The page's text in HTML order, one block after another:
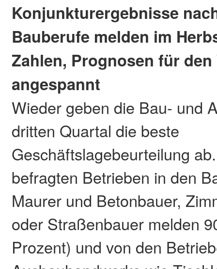
Konjunkturergebnisse
Bauberufe melden im
Zahlen, Prognosen für
angespannt
Wieder geben die Bau- und
dritten Quartal die beste
Geschäftslagebeurteilung
befragten Betrieben in den
Maurer und Betonbauer,
oder Straßenbauer melden
Prozent) und von den